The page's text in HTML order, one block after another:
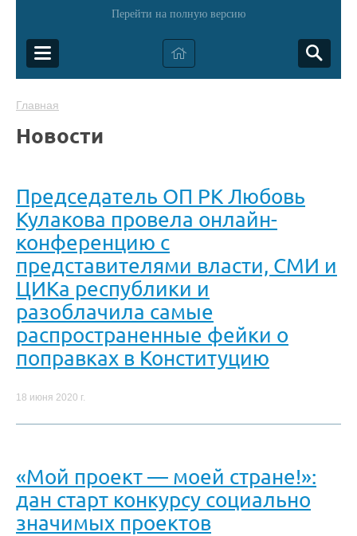
Перейти на полную версию
Главная
Новости
Председатель ОП РК Любовь
Кулакова провела онлайн-
конференцию с
представителями власти, СМИ и
ЦИКа республики и
разоблачила самые
распространенные фейки о
поправках в Конституцию
18 июня 2020 г.
«Мой проект — моей стране!»:
дан старт конкурсу социально
значимых проектов